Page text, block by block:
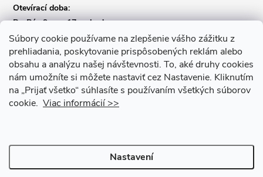
Súbory cookie používame na zlepšenie vášho zážitku z
prehliadania, poskytovanie prispôsobených reklám alebo
obsahu a analýzu našej návštevnosti. To, aké druhy cookies
nám umožníte si môžete nastaviť cez Nastavenie. Kliknutím
na „Prijať všetko“ súhlasíte s používaním všetkých súborov
cookie. Viac informácií >>
Nastavení
Otevírací doba:
Po-Pá : 9,oo - 17,oo hod
So : 9,oo - 12,oo | Ne : Zavřeno
Kontaktní formulář
Copyright 2026Život na kole. Všechna práva vyhrazena.Upravit